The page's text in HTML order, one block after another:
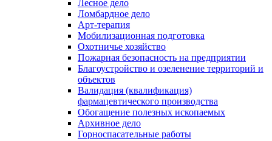
Лесное дело
Ломбардное дело
Арт-терапия
Мобилизационная подготовка
Охотничье хозяйство
Пожарная безопасность на предприятии
Благоустройство и озеленение территорий и
объектов
Валидация (квалификация)
фармацевтического производства
Обогащение полезных ископаемых
Архивное дело
Горноспасательные работы